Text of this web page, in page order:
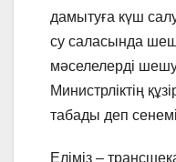
дамытуға күш
су саласында
мәселелерді
Министрліктің
табады деп
Еліміз –